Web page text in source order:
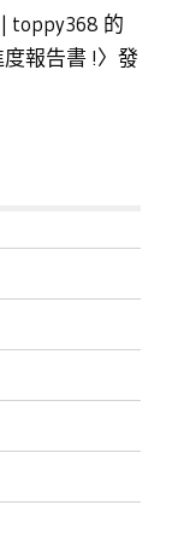
toppy368 的
報告書 !〉發